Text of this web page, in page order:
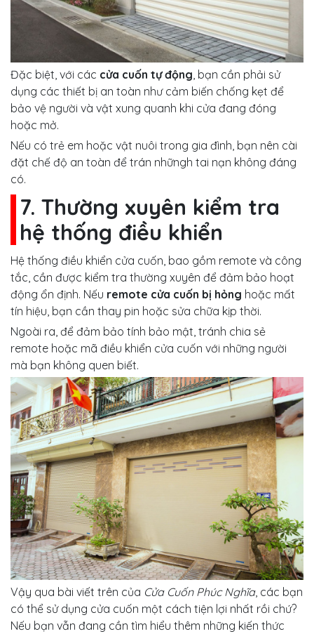
Đặc biệt, với các cửa cuốn tự động, bạn cần phải sử
dụng các thiết bị an toàn như cảm biến chống kẹt để
bảo vệ người và vật xung quanh khi cửa đang đóng
hoặc mở.
Nếu có trẻ em hoặc vật nuôi trong gia đình, bạn nên cài
đặt chế độ an toàn để trán nhữngh tai nạn không đáng
có.
7. Thường xuyên kiểm tra
hệ thống điều khiển
Hệ thống điều khiển cửa cuốn, bao gồm remote và công
tắc, cần được kiểm tra thường xuyên để đảm bảo hoạt
động ổn định. Nếu remote cửa cuốn bị hỏng hoặc mất
tín hiệu, bạn cần thay pin hoặc sửa chữa kịp thời.
Ngoài ra, để đảm bảo tính bảo mật, tránh chia sẻ
remote hoặc mã điều khiển cửa cuốn với những người
mà bạn không quen biết.
Vậy qua bài viết trên của Cửa Cuốn Phúc Nghĩa, các bạn
có thể sử dụng cửa cuốn một cách tiện lợi nhất rồi chứ?
Nếu bạn vẫn đang cần tìm hiểu thêm những kiến thức